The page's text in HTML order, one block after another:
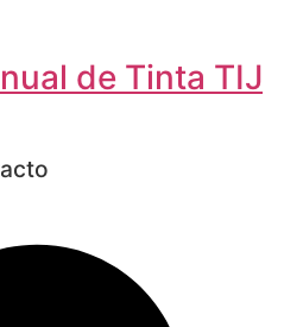
de Tinta TIJ